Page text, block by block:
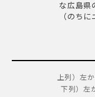
な広島県
（のちに
上列）左
下列）左